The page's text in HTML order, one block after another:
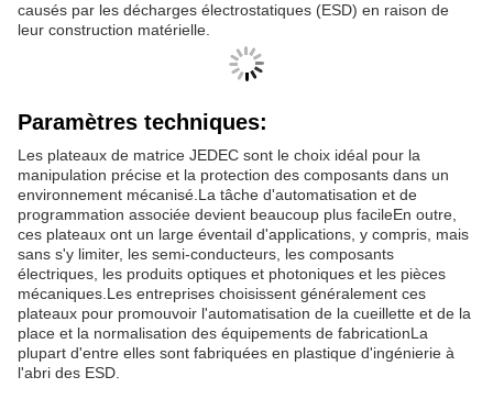
causés par les décharges électrostatiques (ESD) en raison de
leur construction matérielle.
Paramètres techniques:
Les plateaux de matrice JEDEC sont le choix idéal pour la
manipulation précise et la protection des composants dans un
environnement mécanisé.La tâche d'automatisation et de
programmation associée devient beaucoup plus facileEn outre,
ces plateaux ont un large éventail d'applications, y compris, mais
sans s'y limiter, les semi-conducteurs, les composants
électriques, les produits optiques et photoniques et les pièces
mécaniques.Les entreprises choisissent généralement ces
plateaux pour promouvoir l'automatisation de la cueillette et de la
place et la normalisation des équipements de fabricationLa
plupart d'entre elles sont fabriquées en plastique d'ingénierie à
l'abri des ESD.